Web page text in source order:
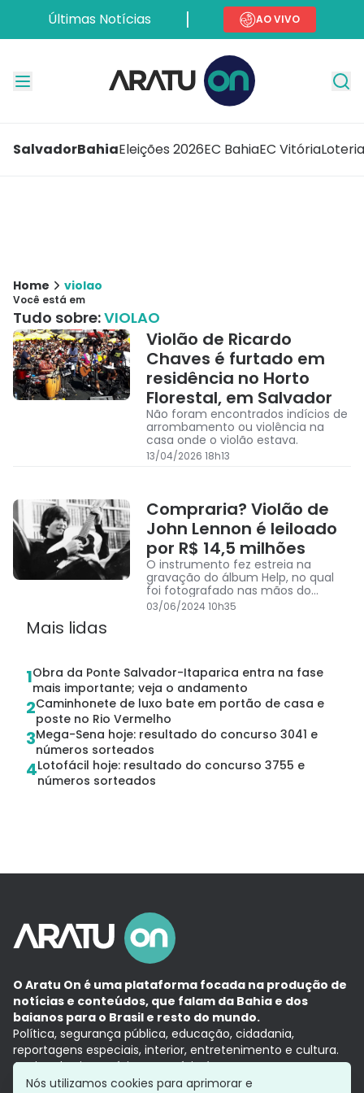
Últimas Notícias AO VIVO
SalvadorBahiaEleições 2026EC BahiaEC Vitória
Home violao
Você está em
Tudo sobre:VIOLAO
Violão de Ricardo
Chaves é furtado em
residência no Horto
Florestal, em Salvador
Não foram encontrados indícios de
arrombamento ou violência na
casa onde o violão estava.
13/04/2026 18h13
Compraria? Violão de
John Lennon é leiloado
por R$ 14,5 milhões
O instrumento fez estreia na
gravação do álbum Help, no qual
foi fotografado nas mãos do
cantor
03/06/2024 10h35
Mais lidas
1Obra da Ponte Salvador-Itaparica entra na fase
mais importante; veja o andamento
2Caminhonete de luxo bate em portão de casa e
poste no Rio Vermelho
3Mega-Sena hoje: resultado do concurso 3041 e
números sorteados
4Lotofácil hoje: resultado do concurso 3755 e
números sorteados
O Aratu On é uma plataforma focada na produção de
notícias e conteúdos, que falam da Bahia e dos
baianos para o Brasil e resto do mundo.
Política, segurança pública, educação, cidadania,
reportagens especiais, interior, entretenimento e cultura.
Aqui, tudo vira notícia e a notícia é no tempo presente,
com a credibilidade do Grupo Aratu.
Nós utilizamos cookies para aprimorar e